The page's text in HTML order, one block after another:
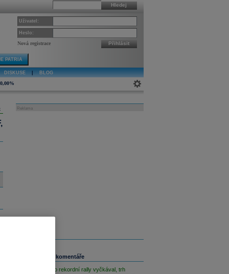
Hledej
Uživatel:
Heslo:
Nová registrace Přihlásit
PATRIA
DISKUSE BLOG
0,00%
Reklama
Související komentáře
S&P 500 po rekordní rally vyčkával, trh